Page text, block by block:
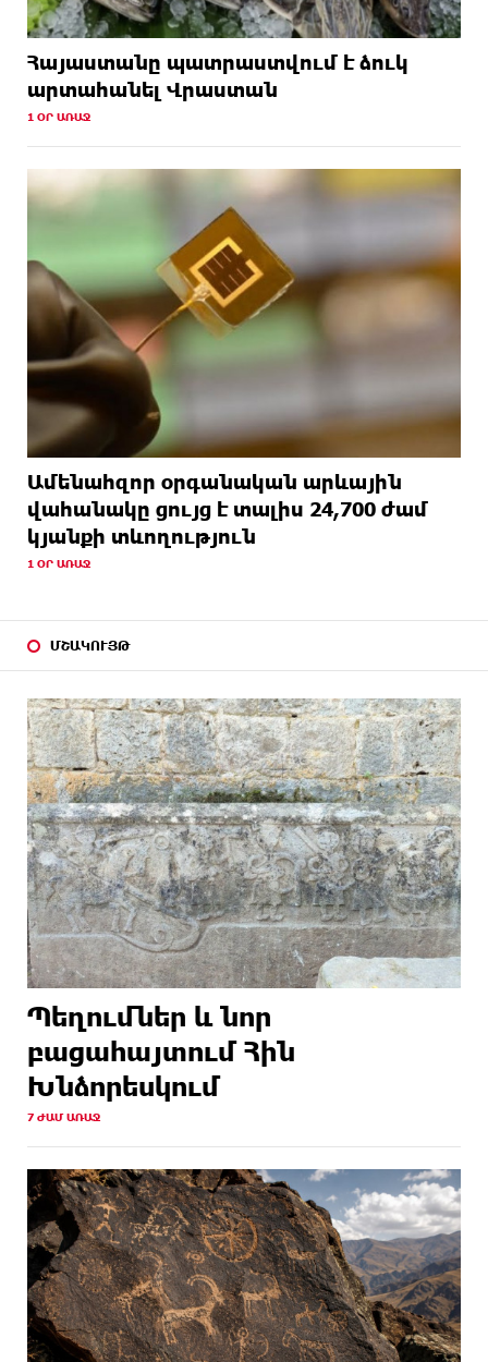
Հայաստանը պատրաստվում է ձուկ
արտահանել Վրաստան
1 ՕՐ ԱՌԱՋ
Ամենահզոր օրգանական արևային
վահանակը ցույց է տալիս 24,700 ժամ
կյանքի տևողություն
1 ՕՐ ԱՌԱՋ
ՄՇԱԿՈՒՅԹ
Պեղումներ և նոր
բացահայտում Հին
Խնձորեսկում
7 ԺԱՄ ԱՌԱՋ